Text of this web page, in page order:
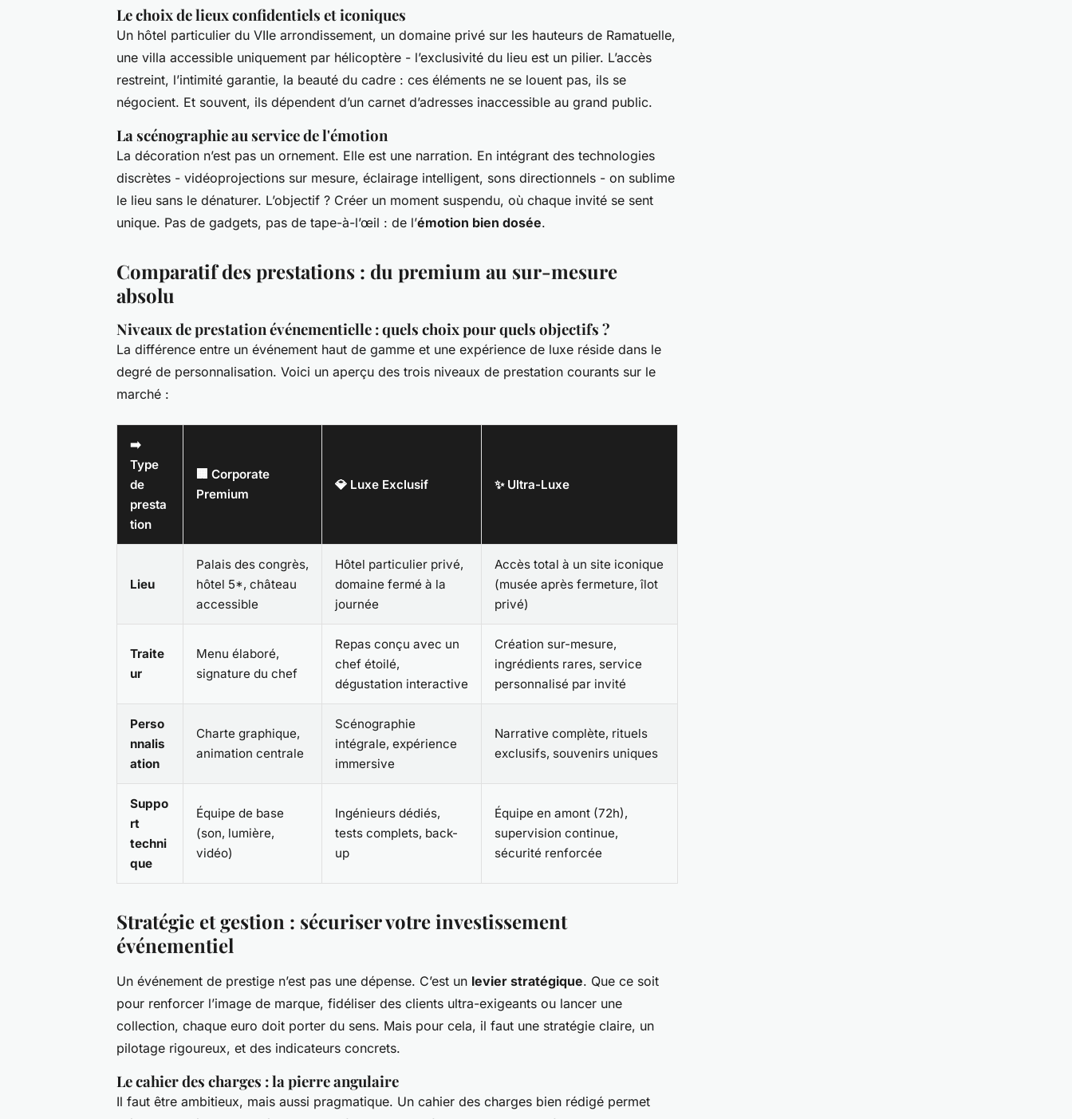
Le choix de lieux confidentiels et iconiques
Un hôtel particulier du VIIe arrondissement, un domaine privé sur les hauteurs de Ramatuelle,
une villa accessible uniquement par hélicoptère - l’exclusivité du lieu est un pilier. L’accès
restreint, l’intimité garantie, la beauté du cadre : ces éléments ne se louent pas, ils se
négocient. Et souvent, ils dépendent d’un carnet d’adresses inaccessible au grand public.
La scénographie au service de l'émotion
La décoration n’est pas un ornement. Elle est une narration. En intégrant des technologies
discrètes - vidéoprojections sur mesure, éclairage intelligent, sons directionnels - on sublime
le lieu sans le dénaturer. L’objectif ? Créer un moment suspendu, où chaque invité se sent
unique. Pas de gadgets, pas de tape-à-l’œil : de l’émotion bien dosée.
Comparatif des prestations : du premium au sur-mesure
absolu
Niveaux de prestation événementielle : quels choix pour quels objectifs ?
La différence entre un événement haut de gamme et une expérience de luxe réside dans le
degré de personnalisation. Voici un aperçu des trois niveaux de prestation courants sur le
marché :
➡️
Type
de
presta
tion
🏢 Corporate
Premium
💎 Luxe Exclusif ✨ Ultra-Luxe
Lieu
Palais des congrès,
hôtel 5*, château
accessible
Hôtel particulier privé,
domaine fermé à la
journée
Accès total à un site iconique
(musée après fermeture, îlot
privé)
Traite
ur
Menu élaboré,
signature du chef
Repas conçu avec un
chef étoilé,
dégustation interactive
Création sur-mesure,
ingrédients rares, service
personnalisé par invité
Perso
nnalis
ation
Charte graphique,
animation centrale
Scénographie
intégrale, expérience
immersive
Narrative complète, rituels
exclusifs, souvenirs uniques
Suppo
rt
techni
que
Équipe de base
(son, lumière,
vidéo)
Ingénieurs dédiés,
tests complets, back-
up
Équipe en amont (72h),
supervision continue,
sécurité renforcée
Stratégie et gestion : sécuriser votre investissement
événementiel
Un événement de prestige n’est pas une dépense. C’est un levier stratégique. Que ce soit
pour renforcer l’image de marque, fidéliser des clients ultra-exigeants ou lancer une
collection, chaque euro doit porter du sens. Mais pour cela, il faut une stratégie claire, un
pilotage rigoureux, et des indicateurs concrets.
Le cahier des charges : la pierre angulaire
Il faut être ambitieux, mais aussi pragmatique. Un cahier des charges bien rédigé permet